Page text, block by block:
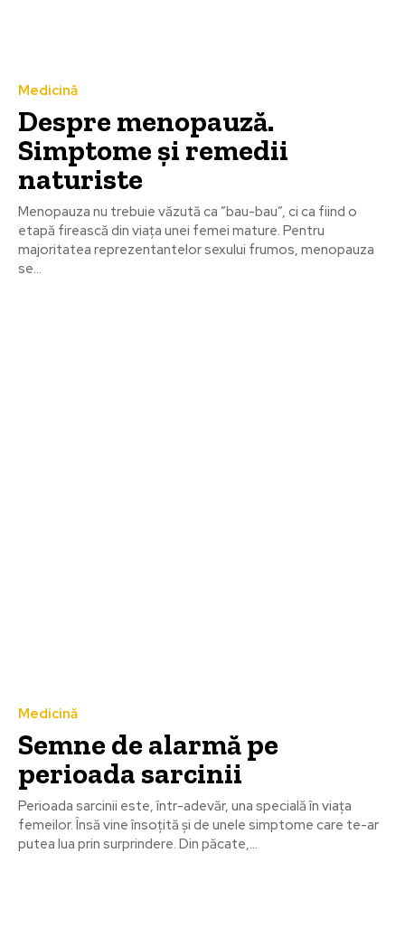
Medicină
Despre menopauză.
Simptome și remedii
naturiste
Menopauza nu trebuie văzută ca ”bau-bau”, ci ca fiind o
etapă firească din viața unei femei mature. Pentru
majoritatea reprezentantelor sexului frumos, menopauza
se...
Medicină
Semne de alarmă pe
perioada sarcinii
Perioada sarcinii este, într-adevăr, una specială în viața
femeilor. Însă vine însoțită și de unele simptome care te-ar
putea lua prin surprindere. Din păcate,...